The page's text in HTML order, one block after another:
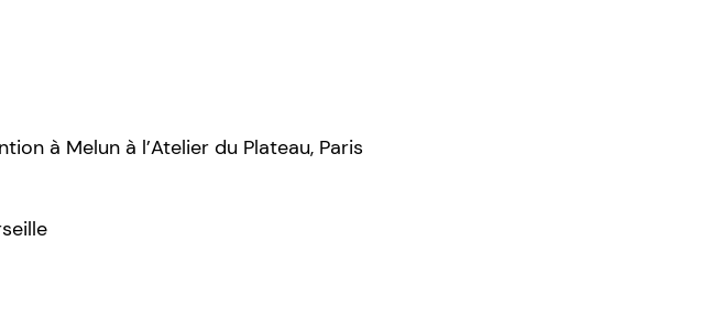
à Melun à l’Atelier du Plateau, Paris